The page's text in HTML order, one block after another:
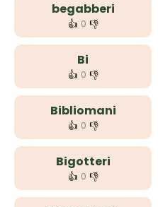
begabberi
👍 0 👎
Bi
👍 0 👎
Bibliomani
👍 0 👎
Bigotteri
👍 0 👎